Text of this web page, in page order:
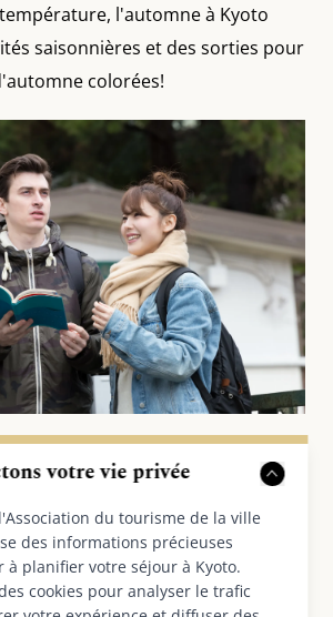
votre vie privée
du tourisme de la ville
des informations précieuses
à planifier votre séjour à Kyoto.
cookies pour analyser le trafic
l'automne à Kyoto
saisonnières et des sorties pour
colorées!
en automne à
plus frais en automne, il est